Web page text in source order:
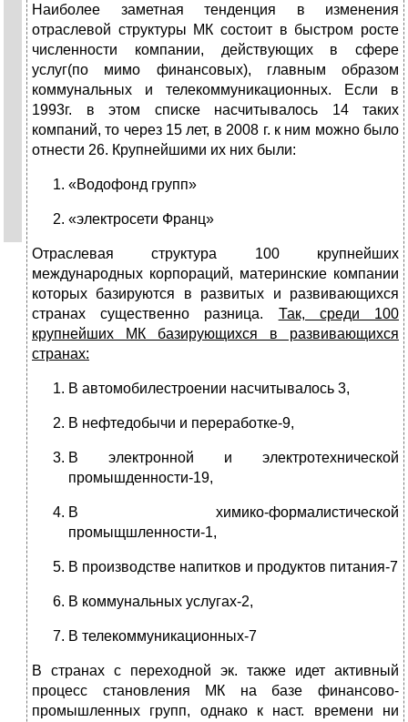
Наиболее заметная тенденция в изменения
отраслевой структуры МК состоит в быстром росте
численности компании, действующих в сфере
услуг(по мимо финансовых), главным образом
коммунальных и телекоммуникационных. Если в
1993г. в этом списке насчитывалось 14 таких
компаний, то через 15 лет, в 2008 г. к ним можно было
отнести 26. Крупнейшими их них были:
«Водофонд групп»
«электросети Франц»
Отраслевая структура 100 крупнейших
международных корпораций, материнские компании
которых базируются в развитых и развивающихся
странах существенно разница. Так, среди 100
крупнейших МК базирующихся в развивающихся
странах:
В автомобилестроении насчитывалось 3,
В нефтедобычи и переработке-9,
В электронной и электротехнической
промышденности-19,
В химико-формалистической
промыщшленности-1,
В производстве напитков и продуктов питания-7
В коммунальных услугах-2,
В телекоммуникационных-7
В странах с переходной эк. также идет активный
процесс становления МК на базе финансово-
промышленных групп, однако к наст. времени ни